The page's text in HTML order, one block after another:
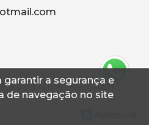
a segurança e
de navegação no site
os direitos reservados.